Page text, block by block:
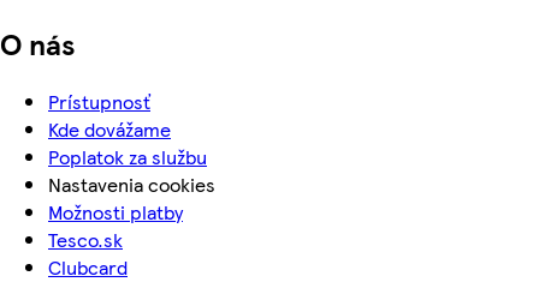
O nás
Prístupnosť
Kde dovážame
Poplatok za službu
Nastavenia cookies
Možnosti platby
Tesco.sk
Clubcard